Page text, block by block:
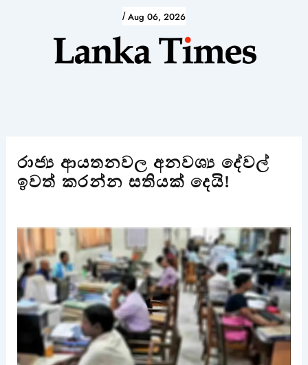
/ Aug 06, 2026
රාජ්‍ය ආයතනවල අනවශ්‍ය දේවල්
ඉවත් කරන්න සතියක් දෙයි!